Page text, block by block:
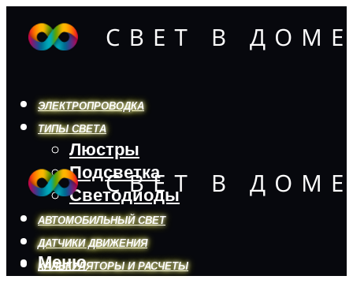
ЭЛЕКТРОПРОВОДКА
ТИПЫ СВЕТА
Люстры
Подсветка
Светодиоды
АВТОМОБИЛЬНЫЙ СВЕТ
ДАТЧИКИ ДВИЖЕНИЯ
КАЛЬКУЛЯТОРЫ И РАСЧЕТЫ
Меню